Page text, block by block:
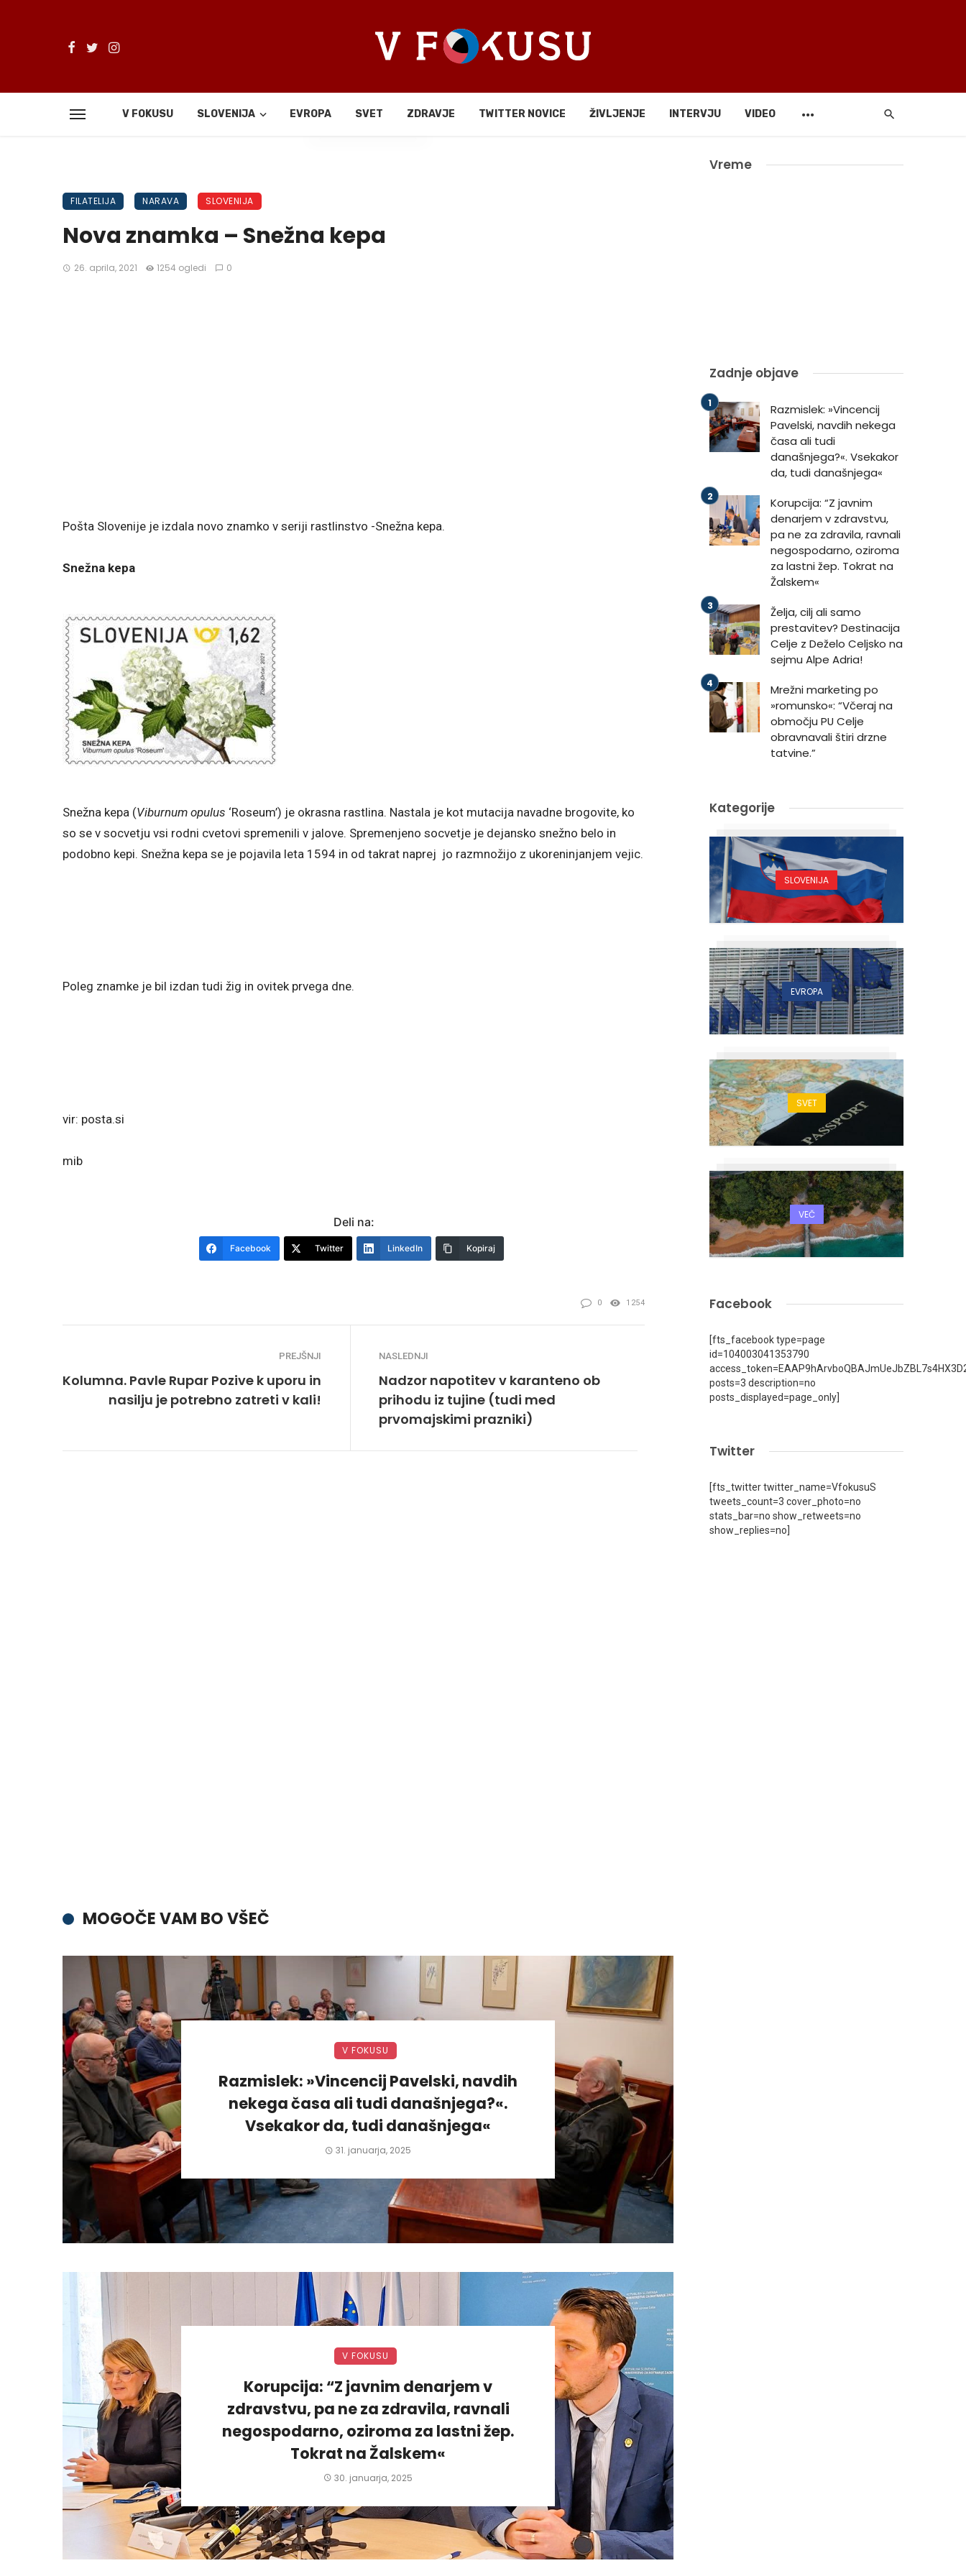
V FOKUSU SLOVENIJA EVROPA SVET ZDRAVJE TWITTER NOVICE ŽIVLJENJE INTERVJU VIDEO
Deli
FILATELIJA NARAVA SLOVENIJA
Nova znamka – Snežna kepa
26. aprila, 2021 1254 ogledi 0
Pošta Slovenije je izdala novo znamko v seriji rastlinstvo -Snežna kepa.
Snežna kepa
Snežna kepa (Viburnum opulus ‘Roseum’) je okrasna rastlina. Nastala je kot mutacija navadne brogovite, ko
so se v socvetju vsi rodni cvetovi spremenili v jalove. Spremenjeno socvetje je dejansko snežno belo in
podobno kepi. Snežna kepa se je pojavila leta 1594 in od takrat naprej jo razmnožijo z ukoreninjanjem vejic.
Poleg znamke je bil izdan tudi žig in ovitek prvega dne.
vir: posta.si
mib
Deli na:
Facebook Twitter LinkedIn Kopiraj
0 1254
PREJŠNJI
Kolumna. Pavle Rupar Pozive k uporu in
nasilju je potrebno zatreti v kali!
NASLEDNJI
Nadzor napotitev v karanteno ob
prihodu iz tujine (tudi med
prvomajskimi prazniki)
MOGOČE VAM BO VŠEČ
V FOKUSU
Razmislek: »Vincencij Pavelski, navdih
nekega časa ali tudi današnjega?«.
Vsekakor da, tudi današnjega«
31. januarja, 2025
V FOKUSU
Korupcija: “Z javnim denarjem v
zdravstvu, pa ne za zdravila, ravnali
negospodarno, oziroma za lastni žep.
Tokrat na Žalskem«
30. januarja, 2025
Vreme
Zadnje objave
Razmislek: »Vincencij
Pavelski, navdih nekega
časa ali tudi
današnjega?«. Vsekakor
da, tudi današnjega«
Korupcija: “Z javnim
denarjem v zdravstvu,
pa ne za zdravila, ravnali
negospodarno, oziroma
za lastni žep. Tokrat na
Žalskem«
Želja, cilj ali samo
prestavitev? Destinacija
Celje z Deželo Celjsko na
sejmu Alpe Adria!
Mrežni marketing po
»romunsko«: “Včeraj na
območju PU Celje
obravnavali štiri drzne
tatvine.”
Kategorije
SLOVENIJA
EVROPA
SVET
VEČ
Facebook
[fts_facebook type=page
id=104003041353790
posts=3 description=no
posts_displayed=page_only]
Twitter
[fts_twitter twitter_name=VfokusuS
tweets_count=3 cover_photo=no
stats_bar=no show_retweets=no
show_replies=no]